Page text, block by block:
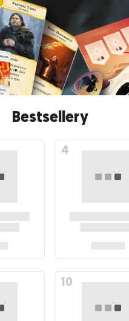
Bestsellery